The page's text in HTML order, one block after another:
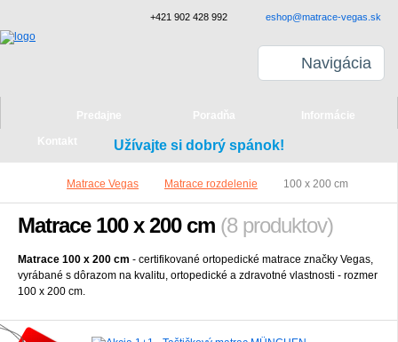
Užívajte si dobrý spánok!
Matrace Vegas Matrace rozdelenie 100 x 200 cm
Matrace 100 x 200 cm (8 produktov)
Matrace 100 x 200 cm - certifikované ortopedické matrace značky Vegas,
vyrábané s dôrazom na kvalitu, ortopedické a zdravotné vlastnosti - rozmer
100 x 200 cm.
+421 902 428 992 eshop@matrace-vegas.sk
Navigácia
Predajne Poradňa Informácie
Kontakt